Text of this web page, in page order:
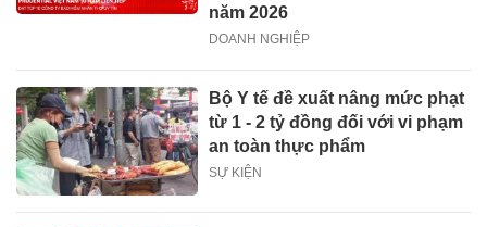
năm 2026
DOANH NGHIỆP
Bộ Y tế đề xuất nâng mức phạt
từ 1 - 2 tỷ đồng đối với vi phạm
an toàn thực phẩm
SỰ KIỆN